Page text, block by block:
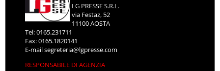
LG PRESSE S.R.L.
via Festaz, 52
11100 AOSTA
Tel: 0165.231711
Fax: 0165.1820141
E-mailsegreteria@lgpresse.com
RESPONSABILE DI AGENZIA